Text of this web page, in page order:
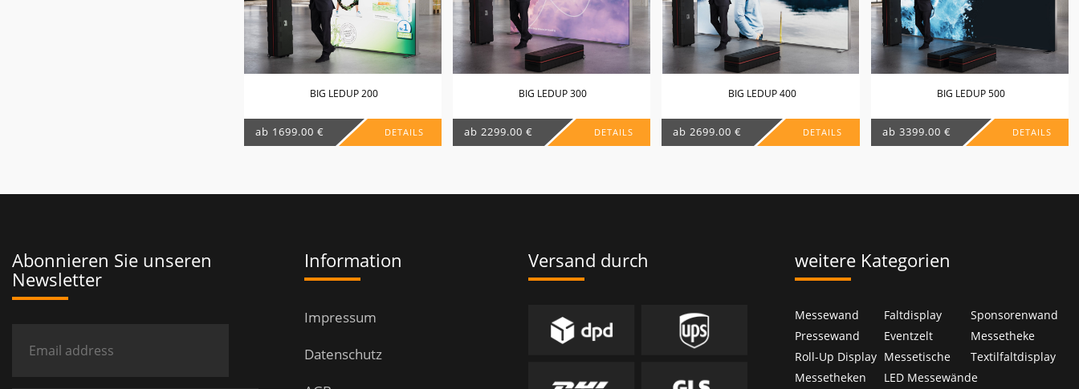
BIG LEDUP 200
ab 1699.00 € DETAILS
BIG LEDUP 300
ab 2299.00 € DETAILS
BIG LEDUP 400
ab 2699.00 € DETAILS
BIG LEDUP 500
ab 3399.00 € DETAILS
Abonnieren Sie unseren
Newsletter
Information
Impressum
Datenschutz
Versand durch weitere Kategorien
Messewand Faltdisplay
Sponsorenwand
Pressewand
Eventzelt
Messetheke
Roll-Up Display Messetische
Textilfaltdisplay
Messetheken
LED Messewände